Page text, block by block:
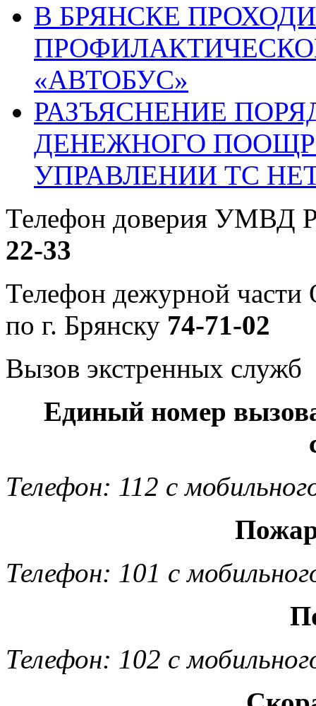
В БРЯНСКЕ
«АВТОБУС»
РАЗЪЯСНЕНИЕ
ДЕНЕЖНОГО
УПРАВЛЕНИИ ТС
Телефон доверия УМВД
22-33
Телефон дежурной
по г. Брянску 74-71-02
Вызов экстренных служб
Единый номер
Телефон: 112 с
Телефон: 101 с
Телефон: 102 с